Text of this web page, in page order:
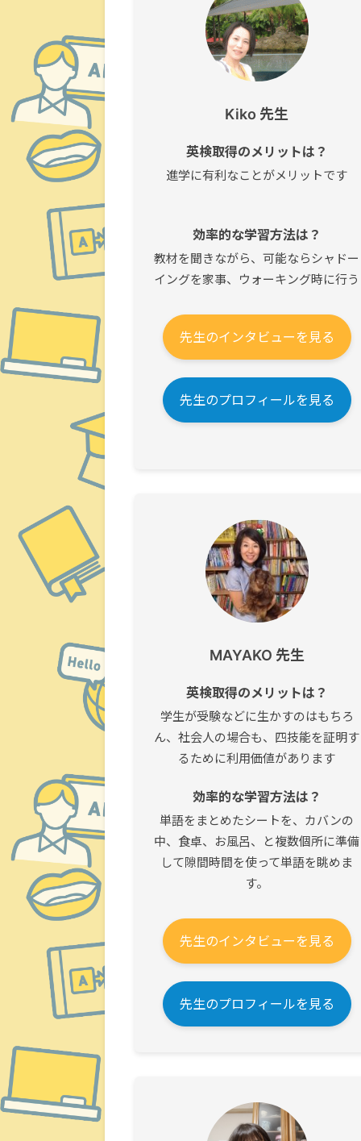
Kiko 先生
英検取得のメリットは？
進学に有利なことがメリットです
効率的な学習方法は？
教材を聞きながら、可能ならシャドー
イングを家事、ウォーキング時に行う
先生のインタビューを見る
先生のプロフィールを見る
MAYAKO 先生
英検取得のメリットは？
学生が受験などに生かすのはもちろ
ん、社会人の場合も、四技能を証明す
るために利用価値があります
効率的な学習方法は？
単語をまとめたシートを、カバンの
中、食卓、お風呂、と複数個所に準備
して隙間時間を使って単語を眺めま
す。
先生のインタビューを見る
先生のプロフィールを見る